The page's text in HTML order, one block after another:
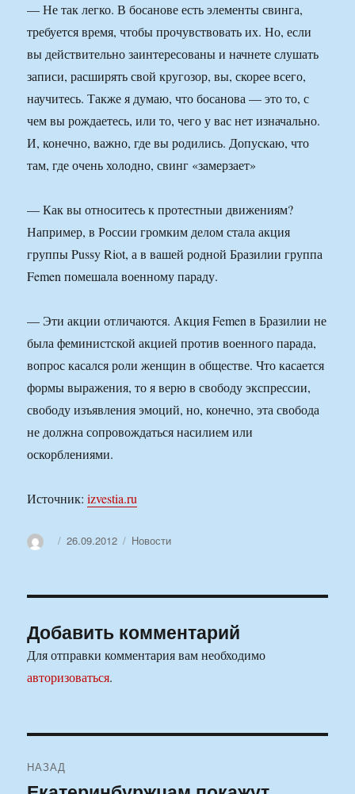
— Не так легко. В босанове есть элементы свинга,
требуется время, чтобы прочувствовать их. Но, если
вы действительно заинтересованы и начнете слушать
записи, расширять свой кругозор, вы, скорее всего,
научитесь. Также я думаю, что босанова — это то, с
чем вы рождаетесь, или то, чего у вас нет изначально.
И, конечно, важно, где вы родились. Допускаю, что
там, где очень холодно, свинг «замерзает»
— Как вы относитесь к протестныи движениям?
Например, в России громким делом стала акция
группы Pussy Riot, а в вашей родной Бразилии группа
Femen помешала военному параду.
— Эти акции отличаются. Акция Femen в Бразилии не
была феминистской акцией против военного парада,
вопрос касался роли женщин в обществе. Что касается
формы выражения, то я верю в свободу экспрессии,
свободу изъявления эмоций, но, конечно, эта свобода
не должна сопровождаться насилием или
оскорблениями.
Источник:izvestia.ru
АвторОпубликовано
26.09.2012 Рубрики
Новости
Добавить комментарий
Для отправки комментария вам необходимо
авторизоваться.
по
НАЗАД
Предыдущая